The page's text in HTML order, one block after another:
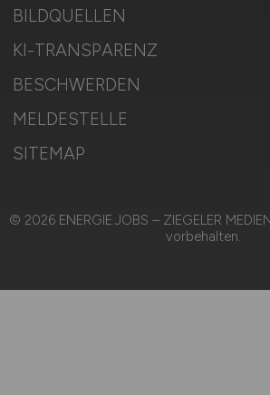
BILDQUELLEN
KI-TRANSPARENZ
BESCHWERDEN
MELDESTELLE
SITEMAP
© 2026 ENERGIE.JOBS – ZIEGELER
vorbehalten.